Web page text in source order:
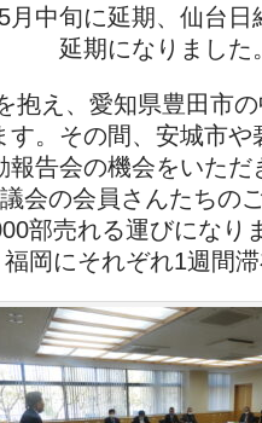
月中旬に延期、仙台
延期になりました
抱え、愛知県豊田市
す。その間、安城市
報告会の機会をいた
会の会員さんたちの
部売れる運びになり
福岡にそれぞれ1週間